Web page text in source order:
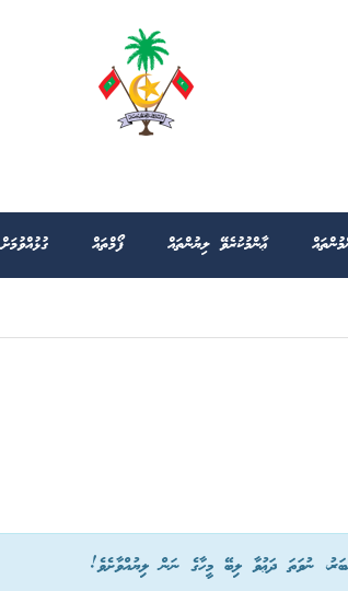
ޢާންމުކުރެވޭ ލިޔުންތައް ފޯމްތައް ގުޅުއްވުމަށް
ނުވަތަ ދަޢުވާ ލިބޭ މީހާގެ ނަން ލިޔުއްވާށެވެ!